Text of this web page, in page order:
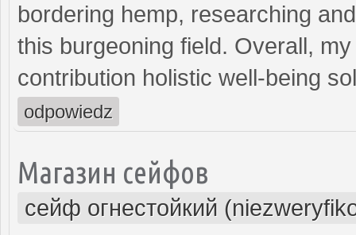
bordering hemp, researching
this burgeoning field. Overall,
contribution holistic well-being
odpowiedz
Магазин сейфов
сейф огнестойкий